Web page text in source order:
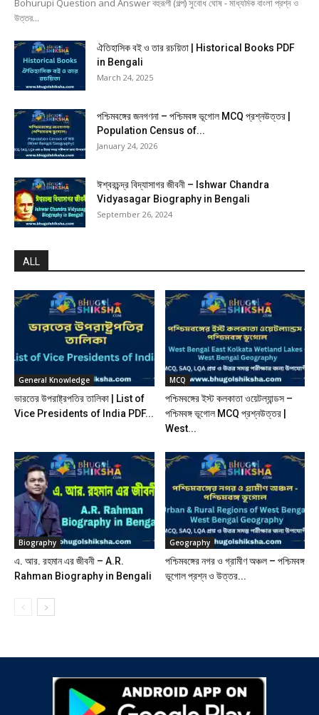
Bohurupi Question and Answer বহুরূপী (গল্প) সুবোধ ঘোষ - মাধ্যমিক বাংলা প্রশ্ন ও
উত্তর...
ঐতিহাসিক বই ও তার রচয়িতা | Historical Books PDF
in Bengali
March 24, 2025
পশ্চিমবঙ্গের জনগণনা – পশ্চিমবঙ্গ ভূগোল MCQ প্রশ্নউত্তর |
Population Census of...
January 24, 2026
ঈশ্বরচন্দ্র বিদ্যাসাগর জীবনী – Ishwar Chandra
Vidyasagar Biography in Bengali
September 26, 2024
ALL
General Knowledge
ভারতের উপরাষ্ট্রপতির তালিকা | List of
Vice Presidents of India PDF...
MCQ
পশ্চিমবঙ্গের ইস্ট কলকাতা ওয়েটল্যান্ডস –
পশ্চিমবঙ্গ ভূগোল MCQ প্রশ্নউত্তর |
West...
Biography
এ. আর. রহমান এর জীবনী – A.R.
Rahman Biography in Bengali
Geography
পশ্চিমবঙ্গের নগর ও গ্রামীণ অঞ্চল – পশ্চিমবঙ্গ
ভূগোল প্রশ্ন ও উত্তর...